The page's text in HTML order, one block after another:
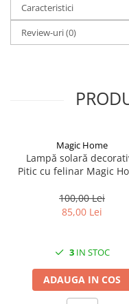
Lumanari si candele
Suporturi lumanari
Maturi, Mopuri si galeti
Saci gunoi
Servetele umede
Solutii universale
Articole antidaunatori
Caracteristici
Review-uri(0)
Magic Home
Lampă solară
Pitic cu felinar Magic
pentru grădină și curte
100,00 Lei
85,00 Lei
3IN STOC
ADAUGA IN COS